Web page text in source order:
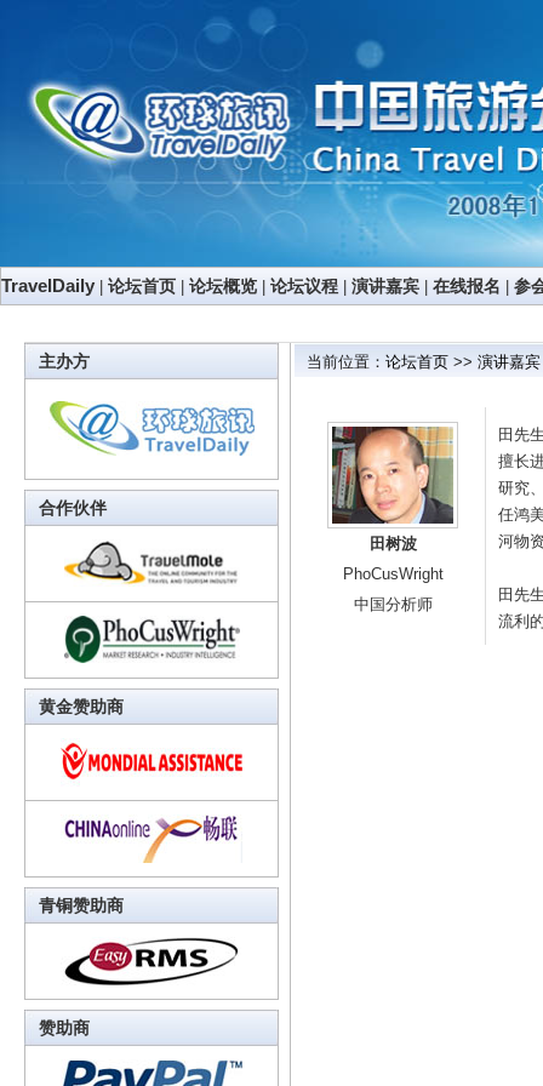
TravelDaily 论坛首页 论坛概览 论坛议程 演讲嘉宾 在线报名 参
主办方
合作伙伴
黄金赞助商
青铜赞助商
赞助商
当前位置： 论坛首页 >> 演讲嘉宾
田树波
PhoCusWright
中国分析师
田先
擅长
研究
任鸿
河物
田先
流利